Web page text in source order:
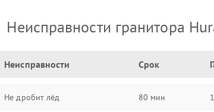
Неисправности гранитора
Неисправности Срок
Не дробит лёд 80 мин